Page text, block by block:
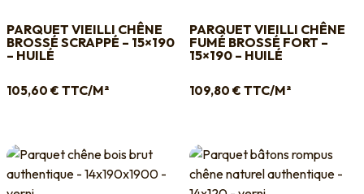
PARQUET VIEILLI CHÊNE
BROSSÉ SCRAPPÉ – 15×190
– HUILÉ
105,60 € TTC/M²
PARQUET VIEILLI CHÊNE
FUMÉ BROSSÉ FORT –
15×190 – HUILÉ
109,80 € TTC/M²